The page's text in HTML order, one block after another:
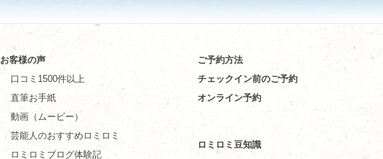
お客様の声
口コミ1500件以上
直筆お手紙
動画（ムービー）
芸能人のおすすめロミロミ
ロミロミブログ体験記
ご予約方法
チェックイン前のご予約
オンライン予約
ロミロミ豆知識